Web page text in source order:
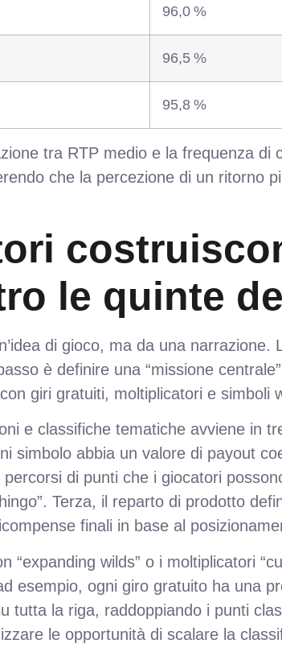
96,0 %
96,5 %
95,8 %
tra RTP medio e la frequenza
che la percezione di un ritorno
le quinte
di gioco, ma da una narrazione.
è definire una “missione
giri gratuiti, moltiplicatori e simboli
e classifiche tematiche avviene in
simbolo abbia un valore di payout
percorsi di punti che i giocatori
Terza, il reparto di prodotto
finali in base al
“expanding wilds” o i moltiplicatori
esempio, ogni giro gratuito ha una
tutta la riga, raddoppiando i punti
le opportunità di scalare la